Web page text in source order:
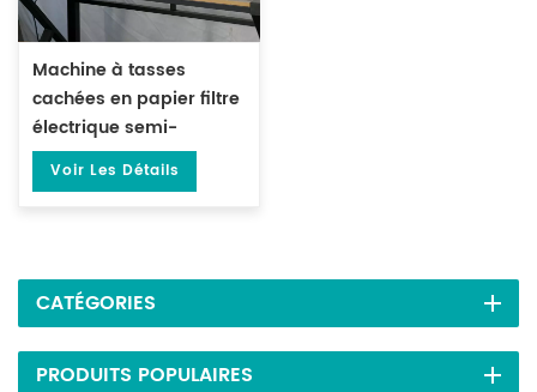
Machine à tasses
cachées en papier filtre
électrique semi-
automatique pour le thé
DL-DYCB-12
Voir Les Détails
CATÉGORIES
PRODUITS POPULAIRES